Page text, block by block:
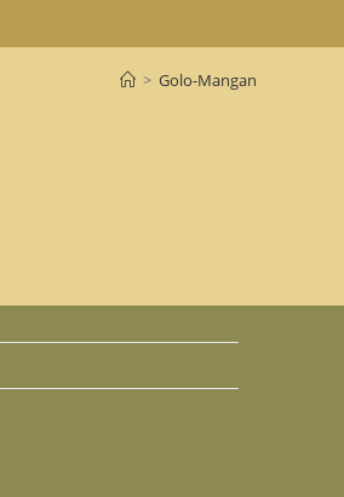
> Golo-Mangan